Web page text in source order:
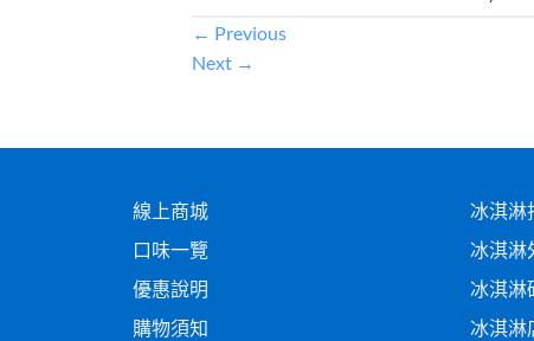
← Previous
Next →
線上商城
口味一覽
優惠說明
購物須知
冰淇淋
冰淇淋
冰淇淋
冰淇淋